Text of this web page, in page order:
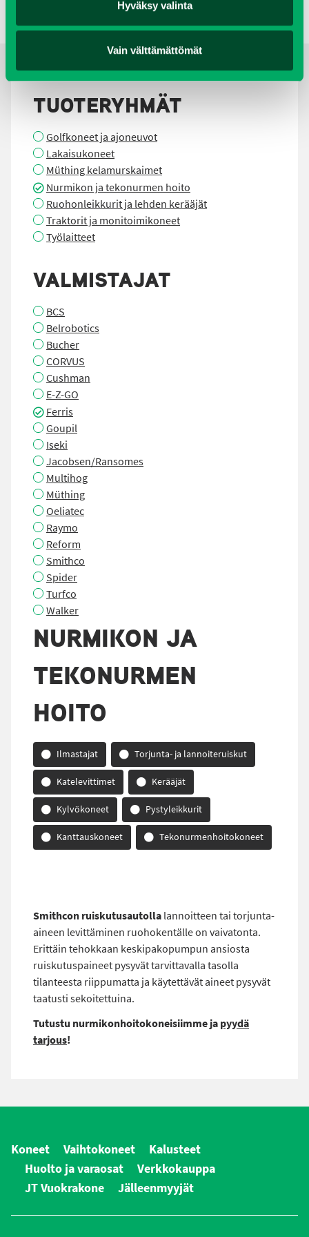
Hyväksy valinta
Vain välttämättömät
TUOTERYHMÄT
Golfkoneet ja ajoneuvot
Lakaisukoneet
Müthing kelamurskaimet
Nurmikon ja tekonurmen hoito
Ruohonleikkurit ja lehden kerääjät
Traktorit ja monitoimikoneet
Työlaitteet
VALMISTAJAT
BCS
Belrobotics
Bucher
CORVUS
Cushman
E-Z-GO
Ferris
Goupil
Iseki
Jacobsen/Ransomes
Multihog
Müthing
Oeliatec
Raymo
Reform
Smithco
Spider
Turfco
Walker
NURMIKON JA
TEKONURMEN
HOITO
Ilmastajat Torjunta- ja lannoiteruiskut
Katelevittimet Kerääjät
Kylvökoneet Pystyleikkurit
Kanttauskoneet Tekonurmenhoitokoneet
Smithcon ruiskutusautollalannoitteen tai torjunta-
aineen levittäminen ruohokentälle on vaivatonta.
Erittäin tehokkaan keskipakopumpun ansiosta
ruiskutuspaineet pysyvät tarvittavalla tasolla
tilanteesta riippumatta ja käytettävät aineet pysyvät
taatusti sekoitettuina.
Tutustu nurmikonhoitokoneisiimme japyydä
tarjous!
Koneet Vaihtokoneet
Kalusteet
Huolto ja varaosat
Verkkokauppa
JT Vuokrakone
Jälleenmyyjät